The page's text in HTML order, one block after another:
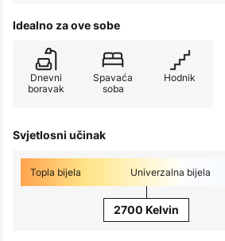
Idealno za ove sobe
Dnevni
boravak
Spavaća
soba
Hodnik
Svjetlosni učinak
Topla bijela Univerzalna bijela
2700 Kelvin